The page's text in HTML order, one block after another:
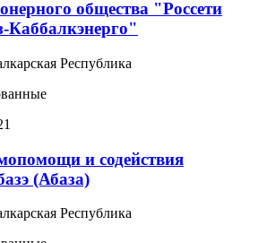
общества "Россети
Каббалкэнерго"
Республика
и содействия
(Абаза)
Республика